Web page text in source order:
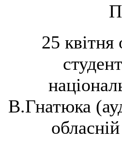
25
В.Гнатюка